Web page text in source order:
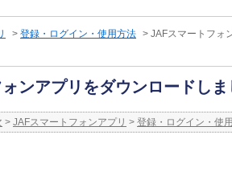
> 登録・ログイン・使用方法 > JAFスマートフォ
ンアプリをダウンロードし
> JAFスマートフォンアプリ > 登録・ログイン・使